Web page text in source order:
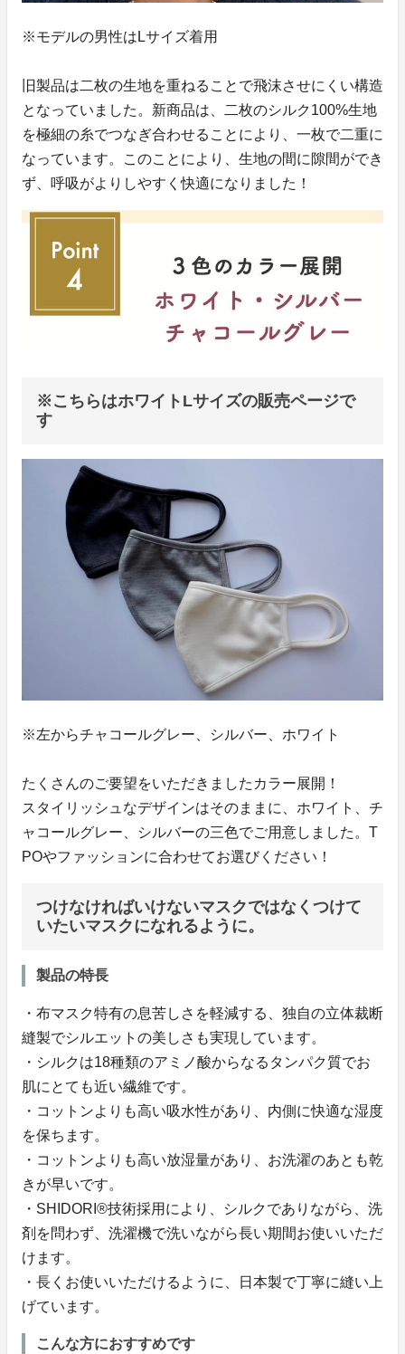
※モデルの男性はLサイズ着用
旧製品は二枚の生地を重ねることで飛沫させにくい構造
となっていました。新商品は、二枚のシルク100%生地
を極細の糸でつなぎ合わせることにより、一枚で二重に
なっています。このことにより、生地の間に隙間ができ
ず、呼吸がよりしやすく快適になりました！
※こちらはホワイトLサイズの販売ページで
す
※左からチャコールグレー、シルバー、ホワイト
たくさんのご要望をいただきましたカラー展開！
スタイリッシュなデザインはそのままに、ホワイト、チ
ャコールグレー、シルバーの三色でご用意しました。T
POやファッションに合わせてお選びください！
つけなければいけないマスクではなくつけて
いたいマスクになれるように。
製品の特長
・布マスク特有の息苦しさを軽減する、独自の立体裁断
縫製でシルエットの美しさも実現しています。
・シルクは18種類のアミノ酸からなるタンパク質でお
肌にとても近い繊維です。
・コットンよりも高い吸水性があり、内側に快適な湿度
を保ちます。
・コットンよりも高い放湿量があり、お洗濯のあとも乾
きが早いです。
・SHIDORI®️技術採用により、シルクでありながら、洗
剤を問わず、洗濯機で洗いながら長い期間お使いいただ
けます。
・長くお使いいただけるように、日本製で丁寧に縫い上
げています。
こんな方におすすめです